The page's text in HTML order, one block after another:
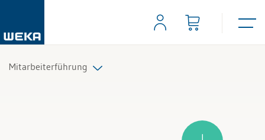
Mitarbeiterführung